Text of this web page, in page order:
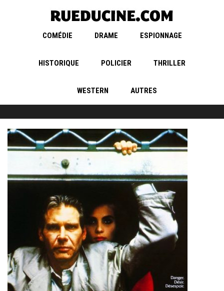
COMÉDIE DRAME ESPIONNAGE
HISTORIQUE POLICIER THRILLER
WESTERN AUTRES